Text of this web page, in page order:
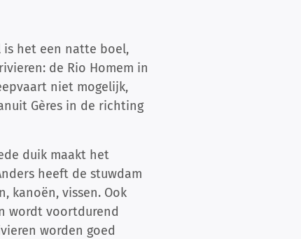
is het een natte boel,
de Rio Homem in
niet mogelijk,
Gères in de richting
duik maakt het
heeft de stuwdam
kanoën, vissen. Ook
wordt voortdurend
worden goed